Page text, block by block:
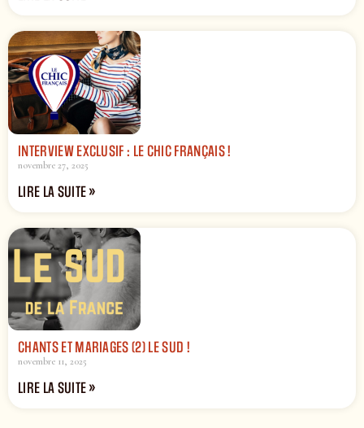
INTERVIEW EXCLUSIF : LE CHIC FRANÇAIS !
novembre 27, 2025
LIRE LA SUITE »
CHANTS ET MARIAGES (2) LE SUD !
novembre 11, 2025
LIRE LA SUITE »